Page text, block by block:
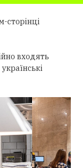
сторінці
входять